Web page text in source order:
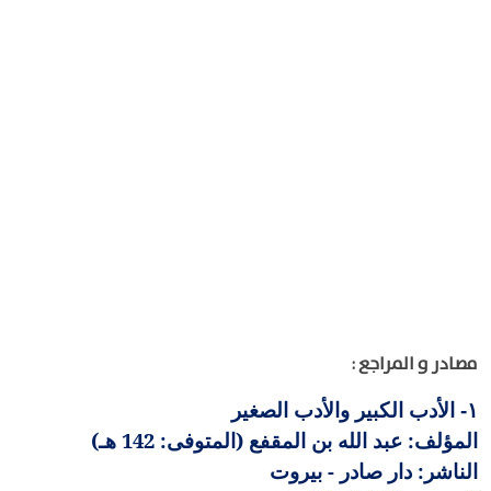
مصادر و المراجع :
١-
الأدب الكبير والأدب الصغير
المؤلف: عبد الله بن المقفع (المتوفى: 142 هـ)
الناشر: دار صادر - بيروت